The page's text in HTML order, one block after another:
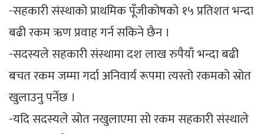
-सहकारी संस्थाको प्राथमिक पूँजीकोषको १५ प्रतिशत भन्दा
बढी रकम ऋण प्रवाह गर्न सकिने छैन ।
-सदस्यले सहकारी संस्थामा दश लाख रुपैयाँ भन्दा बढी
बचत रकम जम्मा गर्दा अनिवार्य रूपमा त्यस्तो रकमको स्रोत
खुलाउनु पर्नेछ ।
-यदि सदस्यले स्रोत नखुलाएमा सो रकम सहकारी संस्थाले